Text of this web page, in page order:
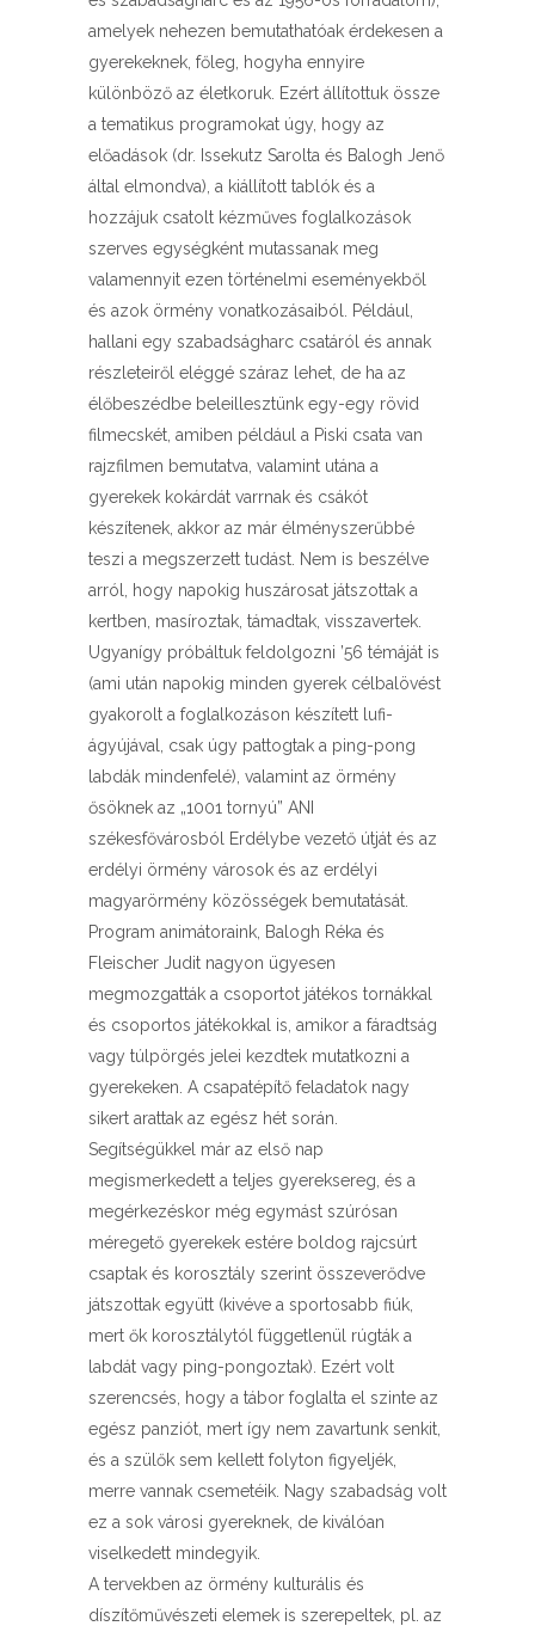
amelyek nehezen bemutathatóak érdekesen a
gyerekeknek, főleg, hogyha ennyire
különböző az életkoruk. Ezért állítottuk össze
a tematikus programokat úgy, hogy az
előadások (dr. Issekutz Sarolta és Balogh Jenő
által elmondva), a kiállított tablók és a
hozzájuk csatolt kézműves foglalkozások
szerves egységként mutassanak meg
valamennyit ezen történelmi eseményekből
és azok örmény vonatkozásaiból. Például,
hallani egy szabadságharc csatáról és annak
részleteiről eléggé száraz lehet, de ha az
élőbeszédbe beleillesztünk egy-egy rövid
filmecskét, amiben például a Piski csata van
rajzfilmen bemutatva, valamint utána a
gyerekek kokárdát varrnak és csákót
készítenek, akkor az már élményszerűbbé
teszi a megszerzett tudást. Nem is beszélve
arról, hogy napokig huszárosat játszottak a
kertben, masíroztak, támadtak, visszavertek.
Ugyanígy próbáltuk feldolgozni ’56 témáját is
(ami után napokig minden gyerek célbalövést
gyakorolt a foglalkozáson készített lufi-
ágyújával, csak úgy pattogtak a ping-pong
labdák mindenfelé), valamint az örmény
ősöknek az „1001 tornyú” ANI
székesfővárosból Erdélybe vezető útját és az
erdélyi örmény városok és az erdélyi
magyarörmény közösségek bemutatását.
Program animátoraink, Balogh Réka és
Fleischer Judit nagyon ügyesen
megmozgatták a csoportot játékos tornákkal
és csoportos játékokkal is, amikor a fáradtság
vagy túlpörgés jelei kezdtek mutatkozni a
gyerekeken. A csapatépítő feladatok nagy
sikert arattak az egész hét során.
Segítségükkel már az első nap
megismerkedett a teljes gyereksereg, és a
megérkezéskor még egymást szúrósan
méregető gyerekek estére boldog rajcsúrt
csaptak és korosztály szerint összeverődve
játszottak együtt (kivéve a sportosabb fiúk,
mert ők korosztálytól függetlenül rúgták a
labdát vagy ping-pongoztak). Ezért volt
szerencsés, hogy a tábor foglalta el szinte az
egész panziót, mert így nem zavartunk senkit,
és a szülők sem kellett folyton figyeljék,
merre vannak csemetéik. Nagy szabadság volt
ez a sok városi gyereknek, de kiválóan
viselkedett mindegyik.
A tervekben az örmény kulturális és
díszítőművészeti elemek is szerepeltek, pl. az